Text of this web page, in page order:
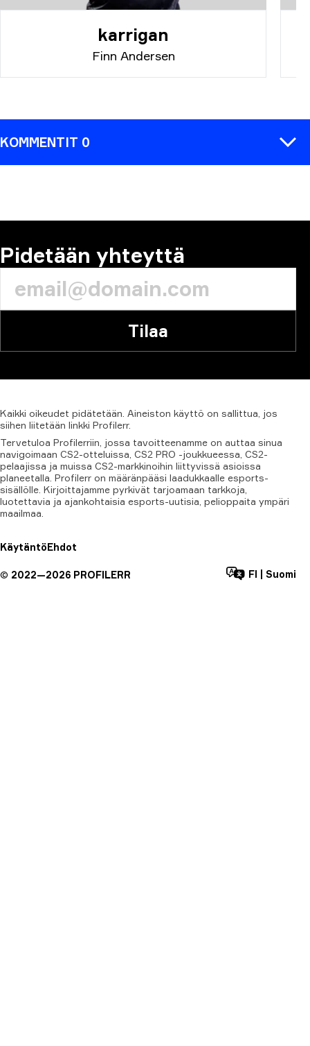
karrigan
Finn Andersen
KOMMENTIT 0
Pidetään yhteyttä
Tilaa
Kaikki oikeudet pidätetään. Aineiston käyttö on sallittua, jos
siihen liitetään linkki Profilerr.
Tervetuloa Profilerriin, jossa tavoitteenamme on auttaa sinua
navigoimaan CS2-otteluissa, CS2 PRO -joukkueessa, CS2-
pelaajissa ja muissa CS2-markkinoihin liittyvissä asioissa
planeetalla. Profilerr on määränpääsi laadukkaalle esports-
sisällölle. Kirjoittajamme pyrkivät tarjoamaan tarkkoja,
luotettavia ja ajankohtaisia esports-uutisia, pelioppaita ympäri
maailmaa.
KäytäntöEhdot
© 2022—2026 PROFILERR FI Suomi